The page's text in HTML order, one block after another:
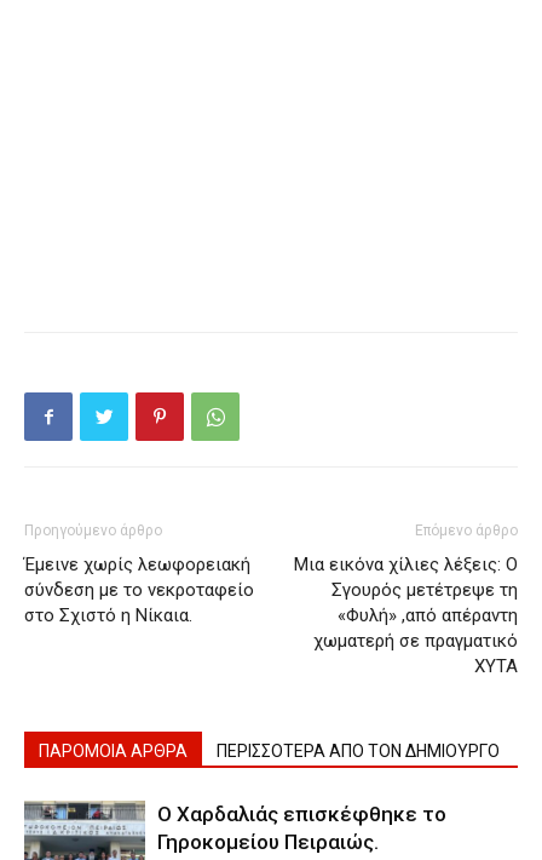
Προηγούμενο άρθρο
Έμεινε χωρίς λεωφορειακή
σύνδεση με το νεκροταφείο
στο Σχιστό η Νίκαια.
Επόμενο άρθρο
Μια εικόνα χίλιες λέξεις: Ο
Σγουρός μετέτρεψε τη
«Φυλή» ,από απέραντη
χωματερή σε πραγματικό
ΧΥΤΑ
ΠΑΡΟΜΟΙΑ ΑΡΘΡΑ ΠΕΡΙΣΣΟΤΕΡΑ ΑΠΟ ΤΟΝ ΔΗΜΙΟΥΡΓΟ
Ο Χαρδαλιάς επισκέφθηκε το
Γηροκομείου Πειραιώς.